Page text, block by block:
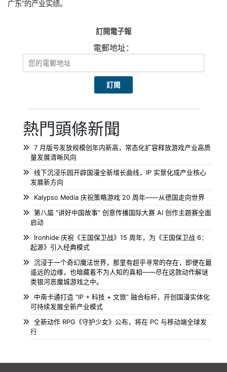
广东”的产业实绩。
訂閱電子報
電郵地址：
熱門頭條新聞
7 月版号发放规模创年内新高，常态化扩容释放游戏产业高质
量发展清晰风向
线下沉浸乐园开辟国漫全新增长曲线，IP 实景化成产业核心
发展新方向
Kalypso Media 庆祝策略游戏 20 周年——从德国走向世界
第八届 “讲好中国故事” 创意传播国际大赛 AI 创作主题赛全面
启动
Ironhide 庆祝《王国保卫战》15 周年，为《王国保卫战 6：
起源》引入经典模式
沉浸于一个奇幻魔法世界，那里有超乎寻常的存在，即便在最
遥远的边缘，也暗藏着不为人知的真相——尽在这款动作解谜
类银河恶魔城游戏之中。
中南卡通打造 “IP + 科技 + 文旅” 融合标杆，开创国漫实体化
可持续发展全新产业模式
全新动作 RPG《守护少女》公布，将在 PC 与移动端全球发
行